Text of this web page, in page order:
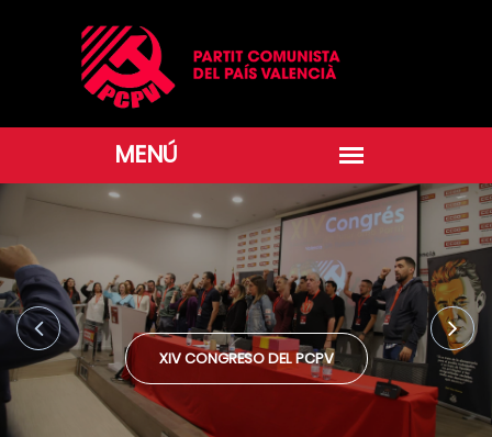
XIV CONGRESO DEL PCPV